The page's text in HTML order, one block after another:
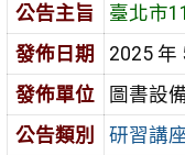
公告主旨
臺北市
發佈日期
2025 年
發佈單位
圖書設
公告類別
研習講